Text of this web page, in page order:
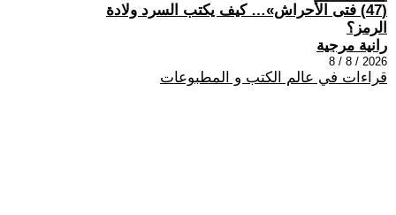
(47) فتى الأحراش»… كيف يكتب السرد ولادة
الرمز؟
رانية مرجية
2026 / 8 / 8
قراءات في عالم الكتب و المطبوعات